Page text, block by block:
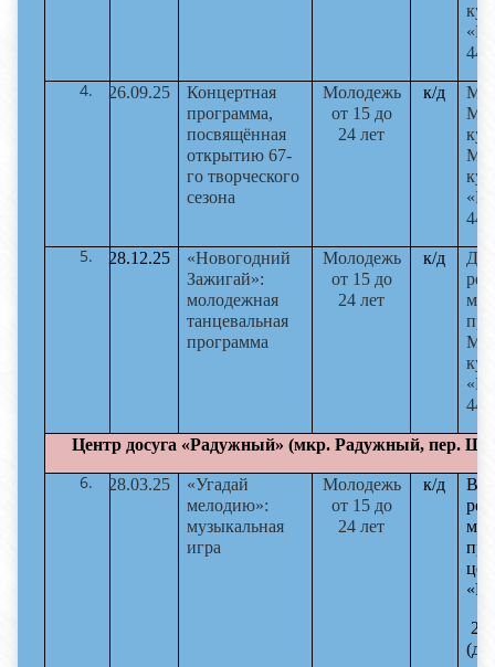
44
26.09.25
Концертная
программа,
посвящённая
открытию 67-
го творческого
сезона
Молодежь
от 15 до
24 лет
к/д
44
28.12.25
«Новогодний
Зажигай»:
молодежная
танцевальная
программа
Молодежь
от 15 до
24 лет
к/д
44
Центр досуга «Радужный» (мкр. Радужный, пер.
28.03.25
«Угадай
мелодию»:
музыкальная
игра
Молодежь
от 15 до
24 лет
к/д